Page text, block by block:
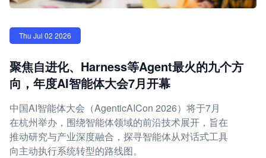
Thu Jul 02 2026
聚焦自进化、Harness等Agent最火的九个方
向，年度AI智能体大会7月开幕
中国AI智能体大会（AgenticAICon 2026）将于7月
在杭州举办，围绕智能体领域的前沿技术展开，旨在
推动研究与产业深度融合，探寻智能体从对话式工具
向主动执行系统转型的路线图。